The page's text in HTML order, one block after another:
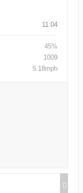
11:04
45%
1009
5.18mph